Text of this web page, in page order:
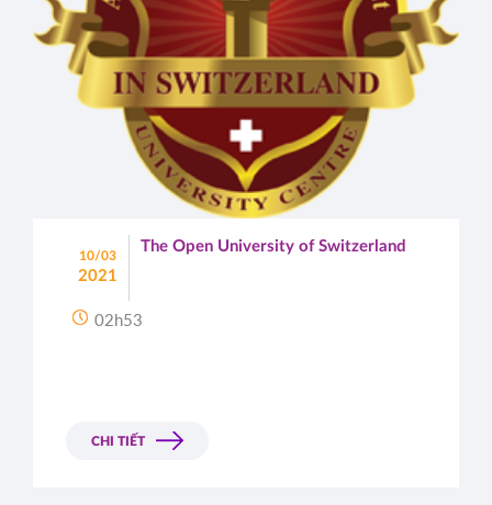
10/03
2021
The Open University of Switzerland
02h53
CHI TIẾT